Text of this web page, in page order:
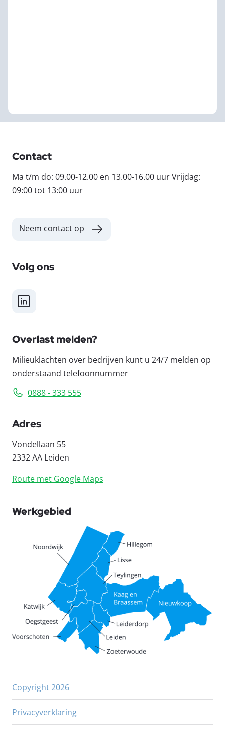
Contact
Ma t/m do: 09.00-12.00 en 13.00-16.00 uur Vrijdag:
09:00 tot 13:00 uur
Neem contact op
Volg ons
LinkedIn
Overlast melden?
Milieuklachten over bedrijven kunt u 24/7 melden op
onderstaand telefoonnummer
0888 - 333 555
Adres
Vondellaan 55
2332 AA Leiden
Route met Google Maps
Werkgebied
Copyright 2026
Privacyverklaring